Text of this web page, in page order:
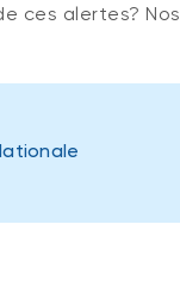
ces alertes? Nos